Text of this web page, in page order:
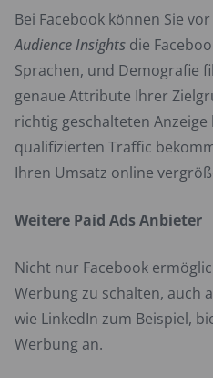
Bei Facebook können Sie
Audience Insights die
Sprachen, und Demografie
genaue Attribute Ihrer
richtig geschalteten Anzeige
qualifizierten Traffic
Ihren Umsatz online
Weitere Paid Ads Anbieter
Nicht nur Facebook
Werbung zu schalten, auch
wie LinkedIn zum Beispiel,
Werbung an.